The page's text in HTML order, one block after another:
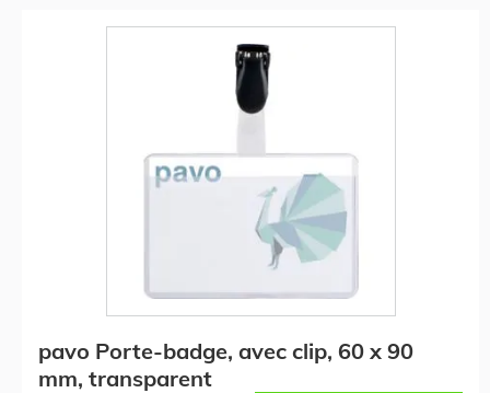
pavo Porte-badge, avec clip, 60 x 90
mm, transparent